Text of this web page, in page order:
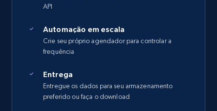
API
Automação em escala
Crie seu próprio agendador para controlar a
frequência
Entrega
Entregue os dados para seu armazenamento
preferido ou faça o download